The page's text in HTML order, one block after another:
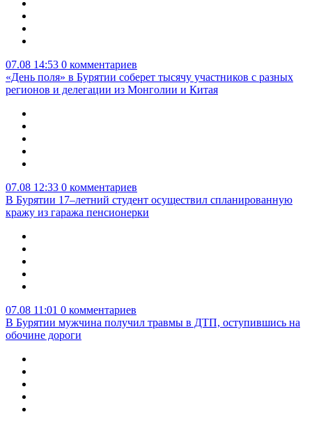
07.08 14:53 0 комментариев
«День поля» в Бурятии соберет тысячу участников с разных
регионов и делегации из Монголии и Китая
07.08 12:33 0 комментариев
В Бурятии 17–летний студент осуществил спланированную
кражу из гаража пенсионерки
07.08 11:01 0 комментариев
В Бурятии мужчина получил травмы в ДТП, оступившись на
обочине дороги